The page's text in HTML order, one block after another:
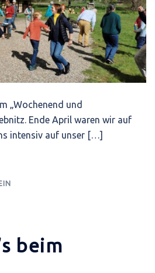
„Wochenend und
Ende April waren wir auf
intensiv auf unser […]
beim